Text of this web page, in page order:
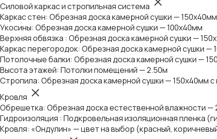
Силовой каркас и стропильная система
Каркас стен: Обрезная доска камерной сушки —
Укосины: Обрезная доска камерной сушки — 100х40мм
Верхняя обвязка : Обрезная доска камерной сушки —
Каркас перегородок: Обрезная доска камерной сушки —
Потолочные балки: Обрезная доска камерной сушки —
Высота этажей: Потолки помещений — 2.50м
Стропила: Обрезная доска камерной сушки — 150х40мм
Кровля
Обрешетка: Обрезная доска естественной влажности —
Гидроизоляция : Подкровельная изоляционная пленка
Кровля: «Ондулин» — цвет на выбор (красный,